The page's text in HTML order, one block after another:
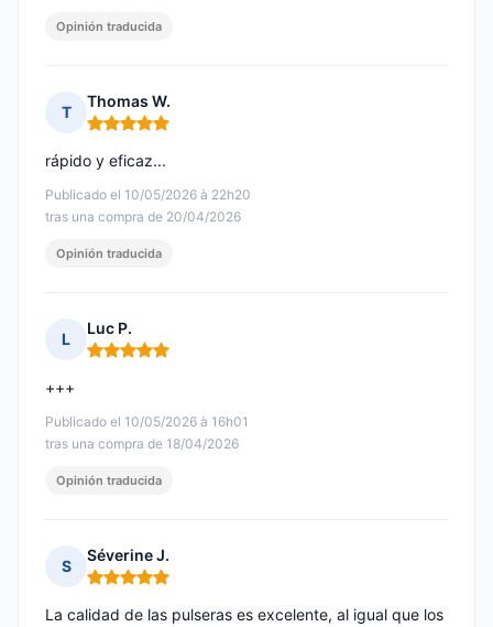
Opinión traducida
T
Thomas W.
Nota: 5 de 5
Publicado el 10/05/2026 à 22h20
tras una compra de 20/04/2026
rápido y eficaz...
Opinión traducida
L
Luc P.
Nota: 5 de 5
Publicado el 10/05/2026 à 16h01
tras una compra de 18/04/2026
+++
Opinión traducida
S
Séverine J.
Nota: 5 de 5
La calidad de las pulseras es excelente, al igual que los